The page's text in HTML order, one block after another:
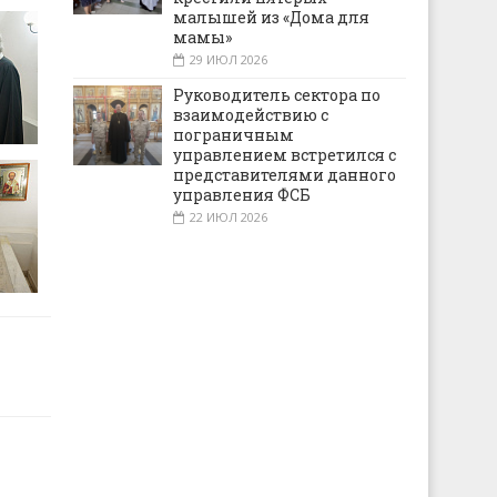
малышей из «Дома для
мамы»
29 ИЮЛ 2026
Руководитель сектора по
взаимодействию с
пограничным
управлением встретился с
представителями данного
управления ФСБ
22 ИЮЛ 2026